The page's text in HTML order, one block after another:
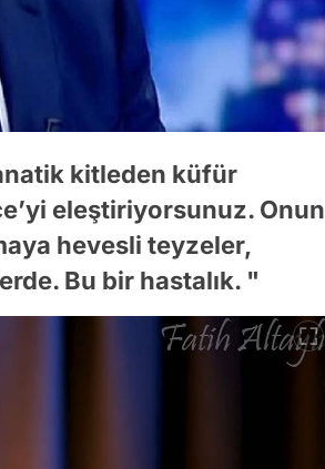
kitleden küfür
eleştiriyorsunuz. Onun
hevesli teyzeler,
Bu bir hastalık. "